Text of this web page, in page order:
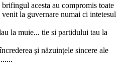
acesta au compromis toate
la guvernare numai ci intetesul
la muie... tie si partidului tau la
şi năzuinţele sincere ale